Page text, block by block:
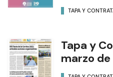
TAPA Y
Tapa y
marzo